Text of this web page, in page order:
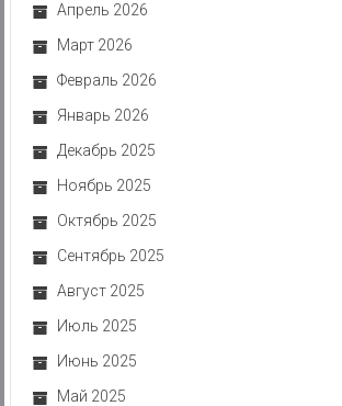
Апрель 2026
Март 2026
Февраль 2026
Январь 2026
Декабрь 2025
Ноябрь 2025
Октябрь 2025
Сентябрь 2025
Август 2025
Июль 2025
Июнь 2025
Май 2025